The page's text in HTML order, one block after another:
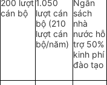
200 lượt
cán bộ
1.050
lượt cán
bộ (210
lượt cán
bộ/năm)
Ngân
sách
nhà
nước hỗ
trợ 50%
kinh phí
đào tạo